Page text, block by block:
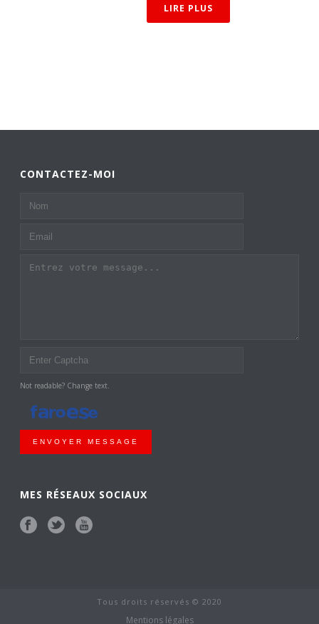
LIRE PLUS
CONTACTEZ-MOI
Not readable? Change text.
ENVOYER MESSAGE
MES RÉSEAUX SOCIAUX
Tous droits réservés © 2020
Mentions légales